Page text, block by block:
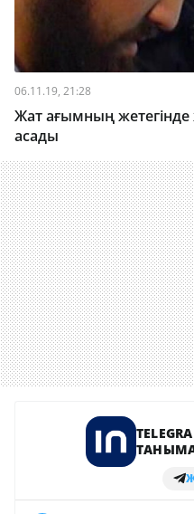
06.11.19, 21:28
Жат ағымның
асады